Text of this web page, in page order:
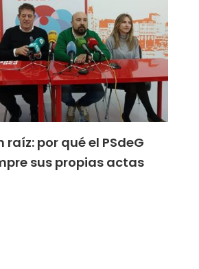
raíz: por qué el PSdeG
sus propias actas